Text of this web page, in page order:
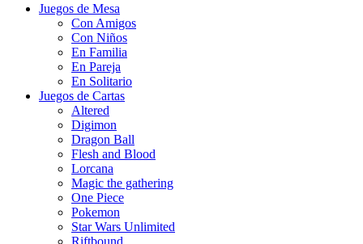
Juegos de Mesa
Con Amigos
Con Niños
En Familia
En Pareja
En Solitario
Juegos de Cartas
Altered
Digimon
Dragon Ball
Flesh and Blood
Lorcana
Magic the gathering
One Piece
Pokemon
Star Wars Unlimited
Riftbound